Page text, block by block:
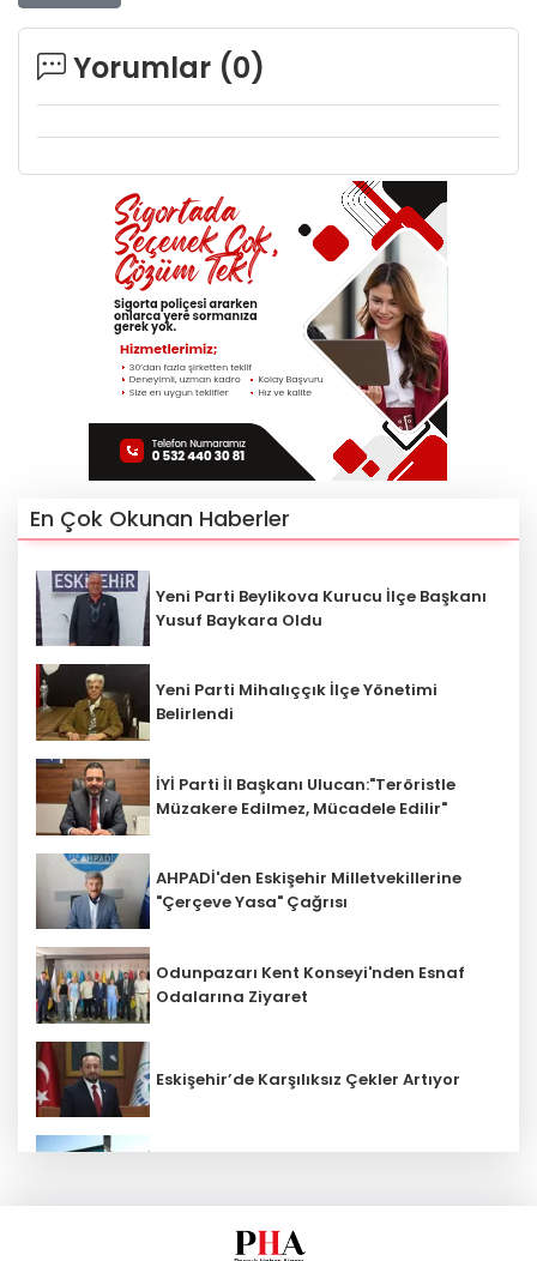
Yorumlar (0)
En Çok Okunan Haberler
Yeni Parti Beylikova Kurucu İlçe Başkanı
Yusuf Baykara Oldu
Yeni Parti Mihalıççık İlçe Yönetimi
Belirlendi
İYİ Parti İl Başkanı Ulucan:"Teröristle
Müzakere Edilmez, Mücadele Edilir"
AHPADİ'den Eskişehir Milletvekillerine
"Çerçeve Yasa" Çağrısı
Odunpazarı Kent Konseyi'nden Esnaf
Odalarına Ziyaret
Eskişehir’de Karşılıksız Çekler Artıyor
MHP'li Cengiz: "Yalnızca Ağaçlar Değil,